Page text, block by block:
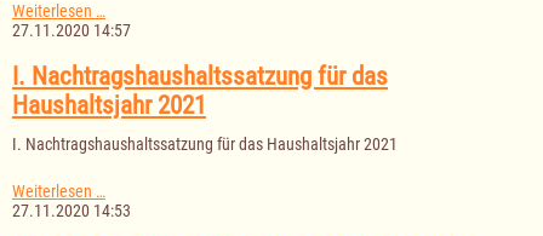
Weiterlesen …
der
am
08.12.2020
27.11.2020 14:57
I. Nachtragshaushaltssatzung für das
Haushaltsjahr 2021
I. Nachtragshaushaltssatzung für das Haushaltsjahr 2021
Weiterlesen …
Nachtragshaushaltssatzung
27.11.2020 14:53